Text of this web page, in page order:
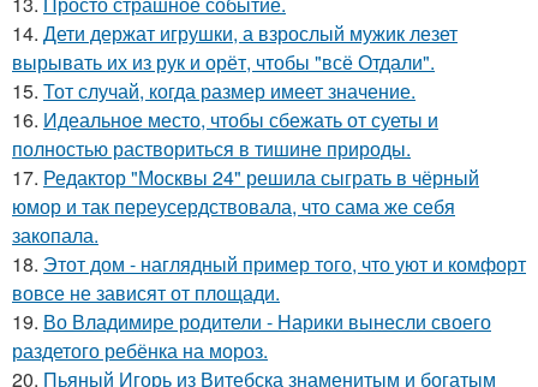
14. Дети держат игрушки, а взрослый мужик лезет
вырывать их из рук и орёт, чтобы "всё Отдали".
15. Тот случай, когда размер имеет значение.
16. Идеальное место, чтобы сбежать от суеты и
полностью раствориться в тишине природы.
17. Редактор "Москвы 24" решила сыграть в чёрный
юмор и так переусердствовала, что сама же себя
закопала.
18. Этот дом - наглядный пример того, что уют и комфорт
вовсе не зависят от площади.
19. Во Владимире родители - Нарики вынесли своего
раздетого ребёнка на мороз.
20. Пьяный Игорь из Витебска знаменитым и богатым